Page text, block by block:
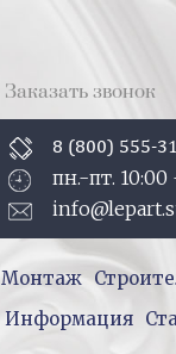
Заказать звонок
8 (800) 555-
пн.-пт. 10:00
Монтаж
Информация